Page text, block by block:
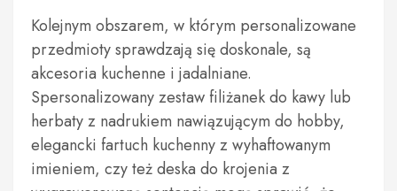
Kolejnym obszarem, w którym personalizowane
przedmioty sprawdzają się doskonale, są
akcesoria kuchenne i jadalniane.
Spersonalizowany zestaw filiżanek do kawy lub
herbaty z nadrukiem nawiązującym do hobby,
elegancki fartuch kuchenny z wyhaftowanym
imieniem, czy też deska do krojenia z